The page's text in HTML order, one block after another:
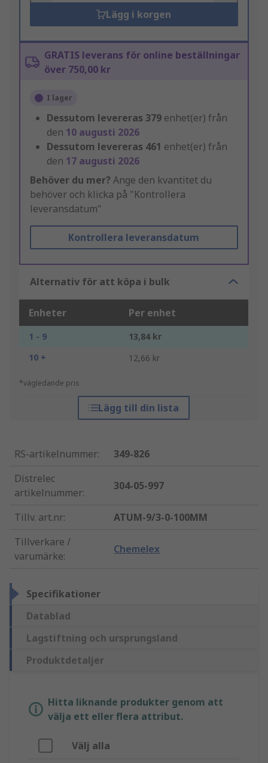
Lägg i korgen
GRATIS leverans för online beställningar
över 750,00 kr
I lager
Dessutom levereras 379 enhet(er) från
den 10 augusti 2026
Dessutom levereras 461 enhet(er) från
den 17 augusti 2026
Behöver du mer? Ange den kvantitet du
behöver och klicka på "Kontrollera
leveransdatum"
Kontrollera leveransdatum
Alternativ för att köpa i bulk
Enheter Per enhet
1 - 9
13,84 kr
10 +
12,66 kr
*vägledande pris
Lägg till din lista
RS-artikelnummer:
349-826
Distrelec
artikelnummer:
304-05-997
Tillv. art.nr:
ATUM-9/3-0-100MM
Tillverkare /
varumärke:
Chemelex
Specifikationer
Datablad
Lagstiftning och ursprungsland
Produktdetaljer
Hitta liknande produkter genom att
välja ett eller flera attribut.
Välj alla